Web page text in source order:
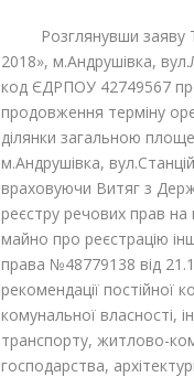
Розглянувши заяву
2018», м.Андрушівка,
код ЄДРПОУ 42749567
продовження терміну
ділянки загальною
м.Андрушівка,
враховуючи Витяг з
реєстру речових прав на
майно про реєстрацію
права №48779138 від
рекомендації постійної
комунальної власності,
транспорту, житлово-
господарства,